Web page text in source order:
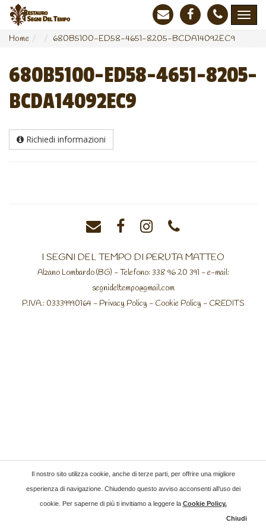
Home 680B5100-ED58-4651-8205-BCDA14092EC9
680B5100-ED58-4651-8205-
BCDA14092EC9
Richiedi informazioni
I SEGNI DEL TEMPO DI PERUTA MATTEO
Alzano Lombardo (BG) - Telefono: 338 96 20 391 - e-mail:
segnideltempo@gmail.com
P.IVA.: 03339990164 - Privacy Policy - Cookie Policy - CREDITS
Il nostro sito utilizza cookie, anche di terze parti, per offrire una migliore
esperienza di navigazione. Chiudendo questo avviso acconsenti all’uso dei
cookie. Per saperne di più ti invitiamo a leggere la Cookie Policy.
Chiudi